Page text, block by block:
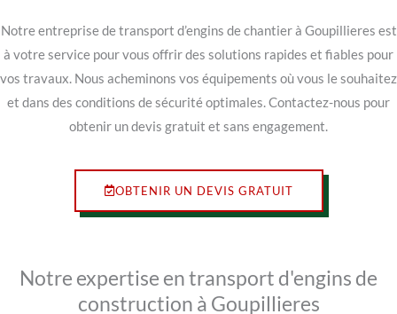
Notre entreprise de transport d’engins de chantier à Goupillieres est
à votre service pour vous offrir des solutions rapides et fiables pour
vos travaux. Nous acheminons vos équipements où vous le souhaitez
et dans des conditions de sécurité optimales. Contactez-nous pour
obtenir un devis gratuit et sans engagement.
OBTENIR UN DEVIS GRATUIT
Notre expertise en transport d'engins de
construction à Goupillieres